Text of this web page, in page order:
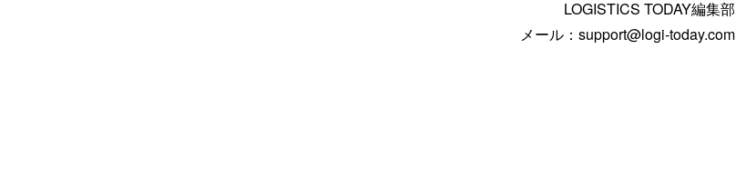
LOGISTICS TODAY編集部
メール：support@logi-today.com